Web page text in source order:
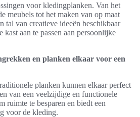
voor kledingplanken. Van het
meubels tot het maken van op maat
tal van creatieve ideeën beschikbaar
kast aan te passen aan persoonlijke
en planken elkaar voor een
planken kunnen elkaar perfect
van een veelzijdige en functionele
ruimte te besparen en biedt een
voor de kleding.